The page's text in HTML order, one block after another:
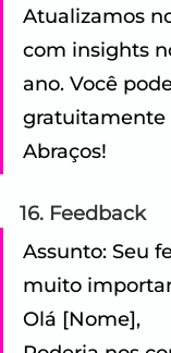
Atualizamos
com insights
ano. Você
gratuitamente
Abraços!
16. Feedback
Assunto: Seu
muito
Olá [Nome],